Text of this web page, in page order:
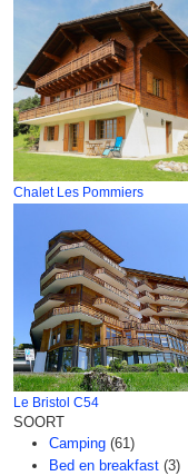
Chalet Les Pommiers
Le Bristol C54
SOORT
Camping (61)
Bed en breakfast (3)